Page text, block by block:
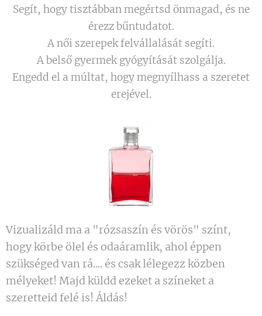
Segít, hogy tisztábban megértsd önmagad, és ne
érezz bűntudatot.
A női szerepek felvállalását segíti.
A belső gyermek gyógyítását szolgálja.
Engedd el a múltat, hogy megnyílhass a szeretet
erejével.
Vizualizáld ma a "rózsaszín és vörös" színt,
hogy körbe ölel és odaáramlik, ahol éppen
szükséged van rá.... és csak lélegezz közben
mélyeket! Majd küldd ezeket a színeket a
szeretteid felé is! Áldás!